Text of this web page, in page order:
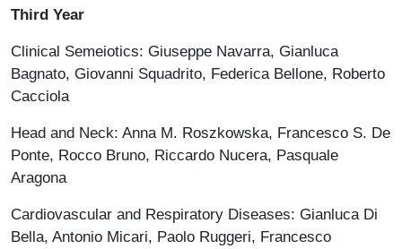
Third Year
Clinical Semeiotics: Giuseppe Navarra, Gianluca
Bagnato, Giovanni Squadrito, Federica Bellone, Roberto
Cacciola
Head and Neck: Anna M. Roszkowska, Francesco S. De
Ponte, Rocco Bruno, Riccardo Nucera, Pasquale
Aragona
Cardiovascular and Respiratory Diseases: Gianluca Di
Bella, Antonio Micari, Paolo Ruggeri, Francesco